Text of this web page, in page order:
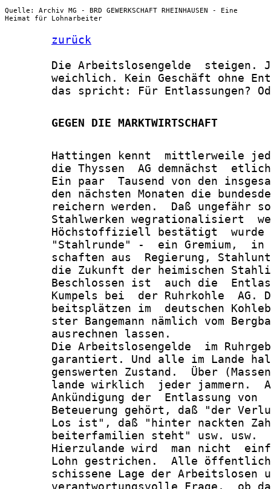
Quelle: Archiv MG - BRD GEWERKSCHAFT RHEINHAUSEN - Eine
Heimat für Lohnarbeiter
zurück
Die Arbeitslosengelde  steigen.
weichlich. Kein Geschäft ohne
das spricht: Für Entlassungen?
       GEGEN DIE MARKTWIRTSCHAFT
Hattingen kennt  mittlerweile
die Thyssen  AG demnächst
Ein paar  Tausend von den
den nächsten Monaten die
reichern werden.  Daß ungefähr
Stahlwerken wegrationalisiert
Höchstoffiziell bestätigt
"Stahlrunde" -  ein Gremium,
schaften aus  Regierung,
die Zukunft der heimischen
Beschlossen ist  auch die
Kumpels bei  der Ruhrkohle  AG.
beitsplätzen im  deutschen
ster Bangemann nämlich vom
       ausrechnen lassen.
Die Arbeitslosengelde  im
garantiert. Und alle im Lande
genswerten Zustand.  Über
lande wirklich  jeder jammern.
Ankündigung der  Entlassung von
Beteuerung gehört, daß "der
Los ist", daß "hinter nackten
       beiterfamilien steht" usw. usw.
Hierzulande wird  man nicht
Lohn gestrichen.  Alle
schissene Lage der Arbeitslosen